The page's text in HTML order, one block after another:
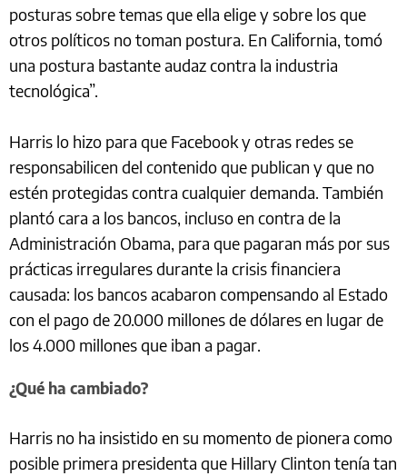
posturas sobre temas que ella elige y sobre los que
otros políticos no toman postura. En California, tomó
una postura bastante audaz contra la industria
tecnológica”.
Harris lo hizo para que Facebook y otras redes se
responsabilicen del contenido que publican y que no
estén protegidas contra cualquier demanda. También
plantó cara a los bancos, incluso en contra de la
Administración Obama, para que pagaran más por sus
prácticas irregulares durante la crisis financiera
causada: los bancos acabaron compensando al Estado
con el pago de 20.000 millones de dólares en lugar de
los 4.000 millones que iban a pagar.
¿Qué ha cambiado?
Harris no ha insistido en su momento de pionera como
posible primera presidenta que Hillary Clinton tenía tan